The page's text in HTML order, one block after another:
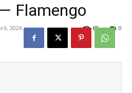
Flamengo
2026 0
68